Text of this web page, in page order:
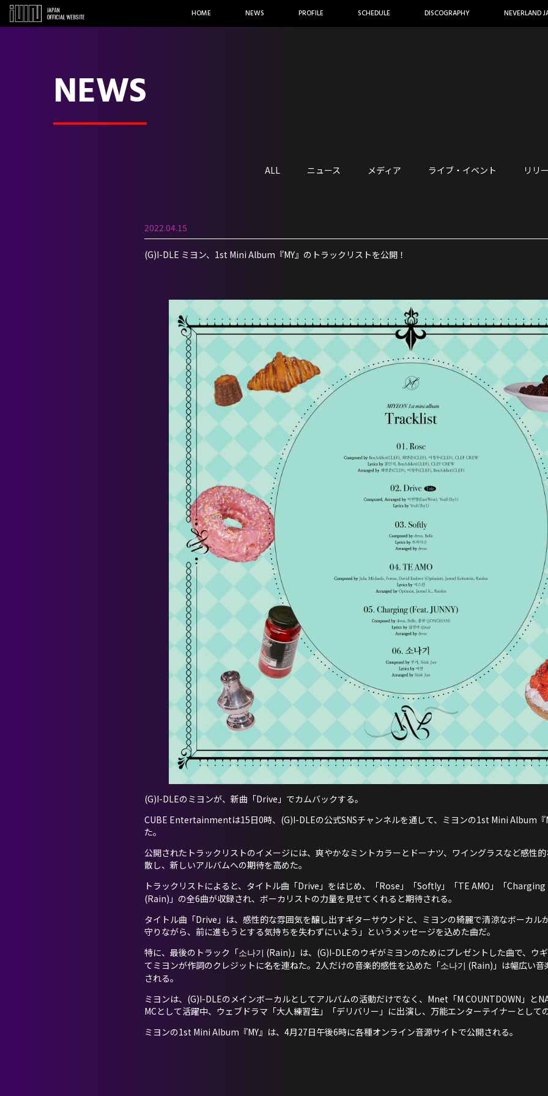
HOME NEWS PROFILE SCHEDULE DISCOGRAPHY NEVERLAND
NEWS
ALL ニュース メディア ライブ・イベント リリ
2022.04.15
(G)I-DLE ミヨン、1st Mini Album『MY』のトラックリストを公開！
(G)I-DLEのミヨンが、新曲「Drive」でカムバックする。
CUBE Entertainmentは15日0時、(G)I-DLEの公式SNSチャンネルを通して、ミヨンの1st Mini Album『
た。
公開されたトラックリストのイメージには、爽やかなミントカラーとドーナツ、ワイングラスなど感性
散し、新しいアルバムへの期待を高めた。
トラックリストによると、タイトル曲「Drive」をはじめ、「Rose」「Softly」「TE AMO」「Charging
(Rain)」の全6曲が収録され、ボーカリストの力量を見せてくれると期待される。
タイトル曲「Drive」は、感性的な雰囲気を醸し出すギターサウンドと、ミヨンの綺麗で清涼なボーカル
守りながら、前に進もうとする気持ちを失わずにいよう」というメッセージを込めた曲だ。
特に、最後のトラック「소나기 (Rain)」は、(G)I-DLEのウギがミヨンのためにプレゼントした曲で、ウ
てミヨンが作詞のクレジットに名を連ねた。2人だけの音楽的感性を込めた「소나기 (Rain)」は幅広い
される。
ミヨンは、(G)I-DLEのメインボーカルとしてアルバムの活動だけでなく、Mnet「M COUNTDOWN」と
MCとして活躍中、ウェブドラマ「大人練習生」「デリバリー」に出演し、万能エンターテイナーとして
ミヨンの1st Mini Album『MY』は、4月27日午後6時に各種オンライン音源サイトで公開される。